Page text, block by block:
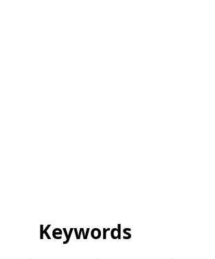
Keywords